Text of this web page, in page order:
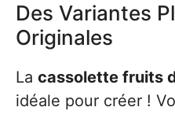
Des Variantes
Originales
La cassolette fruits
idéale pour créer !